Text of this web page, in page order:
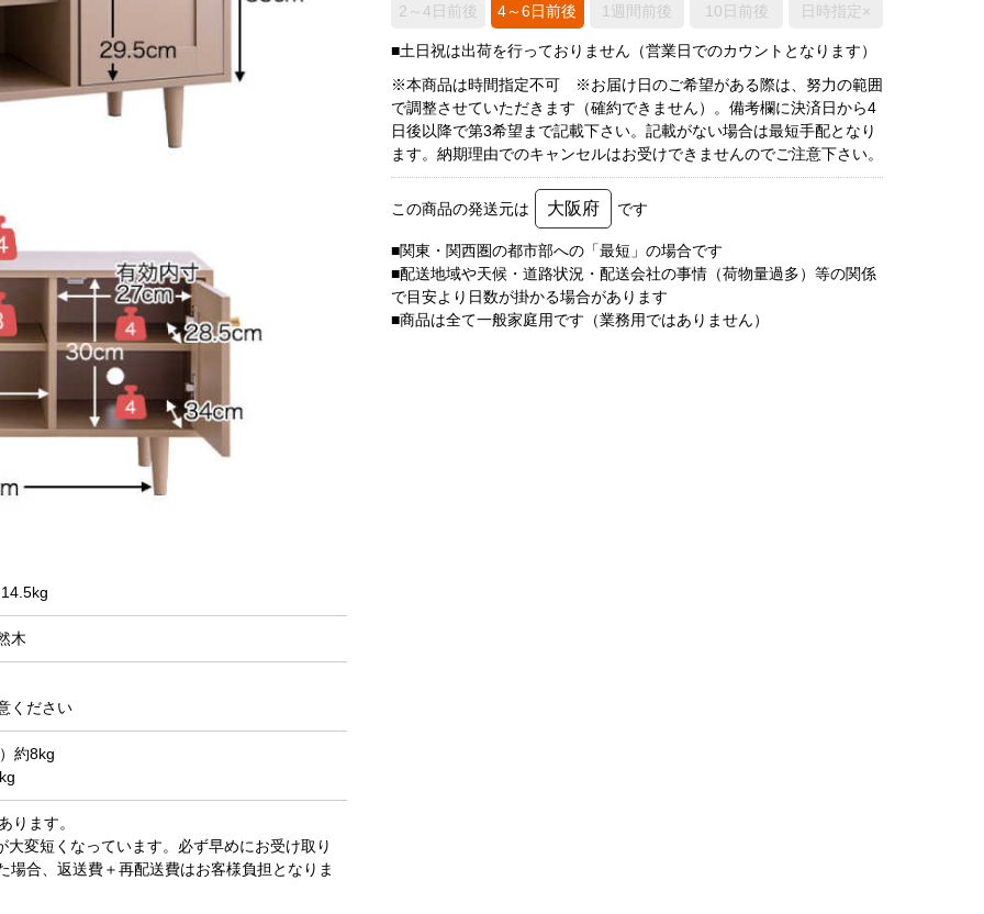
2～4日前後 4～6日前後 1週間前後 10日前後 日時指定×
■土日祝は出荷を行っておりません（営業日でのカウントとなります）
※本商品は時間指定不可 ※お届け日のご希望がある際は、努力の範囲
で調整させていただきます（確約できません）。備考欄に決済日から4
日後以降で第3希望まで記載下さい。記載がない場合は最短手配となり
ます。納期理由でのキャンセルはお受けできませんのでご注意下さい。
この商品の発送元は 大阪府 です
■関東・関西圏の都市部への「最短」の場合です
■配送地域や天候・道路状況・配送会社の事情（荷物量過多）等の関係
で目安より日数が掛かる場合があります
■商品は全て一般家庭用です（業務用ではありません）
木
ください
約8kg
ります。
変短くなっています。必ず早めにお受け取り
合、返送費＋再配送費はお客様負担となりま